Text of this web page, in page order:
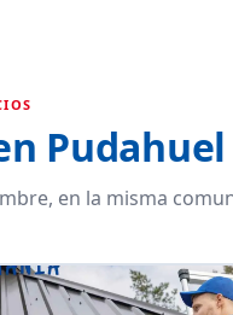
Pudahuel
en la misma